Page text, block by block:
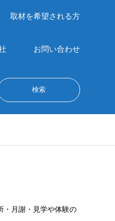
取材を希望される方
お問い合わせ
・月謝・見学や体験の